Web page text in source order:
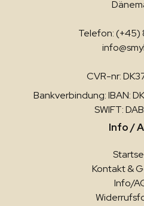
Telefon:
CVR-nr:
Bankverbindung: IBAN:
SWIFT:
Info /
Kontakt &
Info/